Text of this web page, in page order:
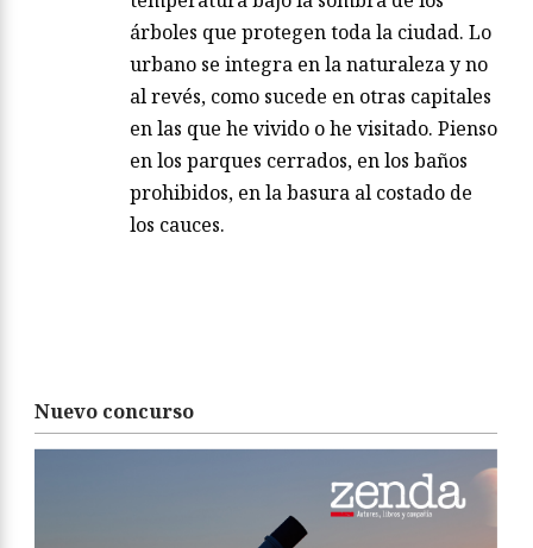
árboles que protegen toda la ciudad. Lo
urbano se integra en la naturaleza y no
al revés, como sucede en otras capitales
en las que he vivido o he visitado. Pienso
en los parques cerrados, en los baños
prohibidos, en la basura al costado de
los cauces.
Nuevo concurso